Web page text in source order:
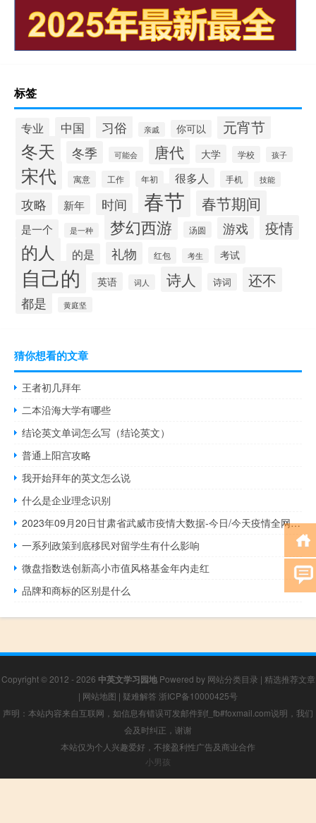
标签
专业 中国 习俗 亲戚 你可以 元宵节
冬天 冬季 可能会 唐代 大学 学校 孩子
宋代 寓意 工作 年初 很多人 手机 技能
攻略 新年 时间 春节 春节期间
是一个 是一种 梦幻西游 汤圆 游戏 疫情
的人 的是 礼物 红包 考生 考试
自己的 英语 词人 诗人 诗词 还不
都是 黄庭坚
猜你想看的文章
王者初几拜年
二本沿海大学有哪些
结论英文单词怎么写（结论英文）
普通上阳宫攻略
我开始拜年的英文怎么说
什么是企业理念识别
2023年09月20日甘肃省武威市疫情大数据-今日/今天疫情全网搜索最新实时消息动态情况通知播报
一系列政策到底移民对留学生有什么影响
微盘指数迭创新高小市值风格基金年内走红
品牌和商标的区别是什么
Copyright © 2012 - 2026 中英文学习园地Powered by 网站分类目录 | 精选推荐文章
| 网站地图 | 疑难解答 浙ICP备10000425号
声明：本站内容来自互联网，如信息有错误可发邮件到f_fb#foxmail.com说明，我们
会及时纠正，谢谢
本站仅为个人兴趣爱好，不接盈利性广告及商业合作
小男孩